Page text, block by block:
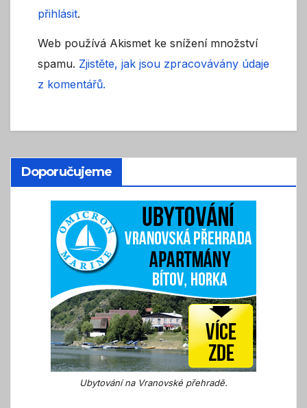
přihlásit.
Web používá Akismet ke snížení množství
spamu. Zjistěte, jak jsou zpracovávány údaje
z komentářů.
Doporučujeme
Ubytování na Vranovské přehradě.